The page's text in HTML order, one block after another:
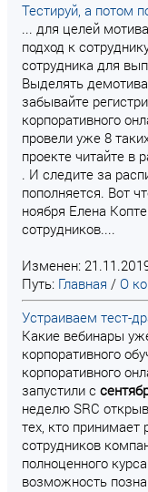
Тестируй, а потом
... для целей
подход к
сотрудника для
Выделять
забывайте
корпоративного
провели уже 8
проекте читайте в
. И следите за
пополняется. Вот
ноября Елена
сотрудников....
Изменен:
Путь: Главная / О
Устраиваем тест-
Какие вебинары
корпоративного
корпоративного
запустили с
неделю SRC
тех, кто принимает
сотрудников
полноценного
возможность